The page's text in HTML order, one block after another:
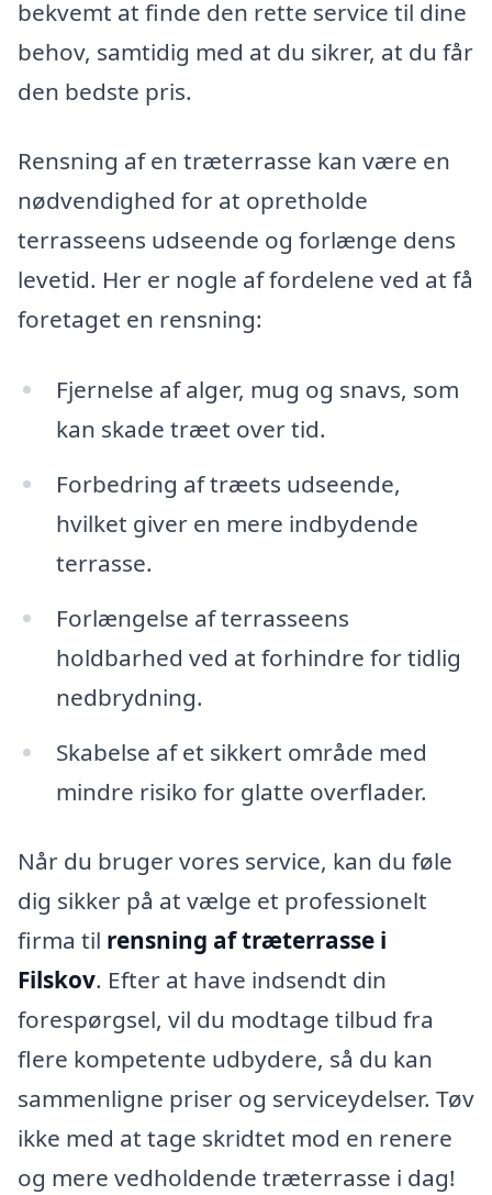
bekvemt at finde den rette service til dine
behov, samtidig med at du sikrer, at du får
den bedste pris.
Rensning af en træterrasse kan være en
nødvendighed for at opretholde
terrasseens udseende og forlænge dens
levetid. Her er nogle af fordelene ved at få
foretaget en rensning:
Fjernelse af alger, mug og snavs, som
kan skade træet over tid.
Forbedring af træets udseende,
hvilket giver en mere indbydende
terrasse.
Forlængelse af terrasseens
holdbarhed ved at forhindre for tidlig
nedbrydning.
Skabelse af et sikkert område med
mindre risiko for glatte overflader.
Når du bruger vores service, kan du føle
dig sikker på at vælge et professionelt
firma til rensning af træterrasse i
Filskov. Efter at have indsendt din
forespørgsel, vil du modtage tilbud fra
flere kompetente udbydere, så du kan
sammenligne priser og serviceydelser. Tøv
ikke med at tage skridtet mod en renere
og mere vedholdende træterrasse i dag!